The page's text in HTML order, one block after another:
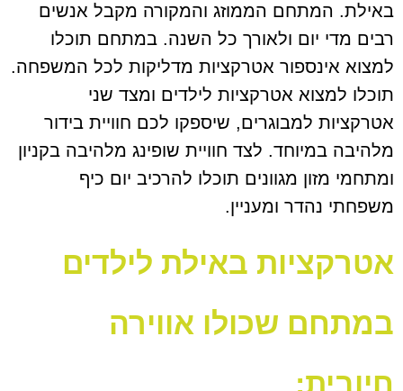
באילת. המתחם הממוזג והמקורה מקבל אנשים
רבים מדי יום ולאורך כל השנה. במתחם תוכלו
למצוא אינספור אטרקציות מדליקות לכל המשפחה.
תוכלו למצוא אטרקציות לילדים ומצד שני
אטרקציות למבוגרים, שיספקו לכם חוויית בידור
מלהיבה במיוחד. לצד חוויית שופינג מלהיבה בקניון
ומתחמי מזון מגוונים תוכלו להרכיב יום כיף
משפחתי נהדר ומעניין.
אטרקציות באילת לילדים
במתחם שכולו אווירה